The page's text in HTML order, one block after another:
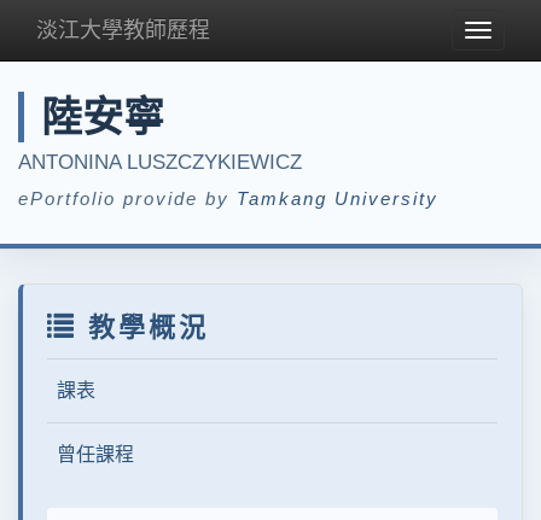
Toggle
淡江大學教師歷程
陸安寧
ANTONINA LUSZCZYKIEWICZ
ePortfolio provide by Tamkang University
教學概況
課表
曾任課程